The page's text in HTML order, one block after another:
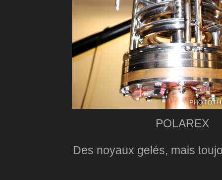
POLAREX
Des noyaux gelés, mais